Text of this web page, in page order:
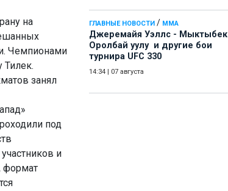
ГЛАВНЫЕ НОВОСТИ / ММА
Джеремайя Уэллс - Мыктыбек
Оролбай уулу и другие бои
турнира UFC 330
14:34 07 августа
на
Чемпионами
занял
под
и
формат